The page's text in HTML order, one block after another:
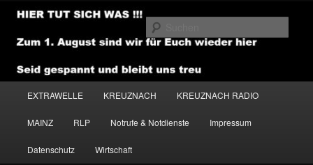
Zum
primären
Inhalt
NEWSHOUSE.MEDIA
EXTRAWELLE KREUZNACH KREUZNACH RADIO
MAINZ RLP Notrufe & Notdienste Impressum
Datenschutz Wirtschaft